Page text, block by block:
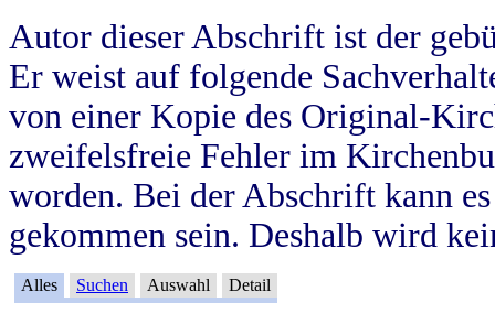
Autor dieser Abschrift ist der
Er weist auf folgende
von einer Kopie des Original-
zweifelsfreie Fehler im
worden. Bei der Abschrift kann
gekommen sein. Deshalb wird
Alles Suchen Auswahl Detail